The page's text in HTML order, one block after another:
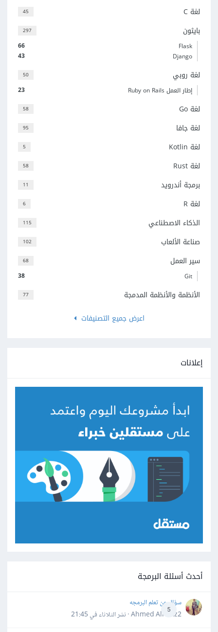
45 لغة C
297 بايثون
66
Flask
43
Django
50 لغة روبي
23 إطار العمل Ruby on Rails
58 لغة Go
95 لغة جافا
5 لغة Kotlin
58 لغة Rust
11 برمجة أندرويد
6 لغة R
115 الذكاء الاصطناعي
102 صناعة الألعاب
68 سير العمل
38 Git
77
الأنظمة والأنظمة المدمجة
اعرض جميع التصنيفات
إعلانات
أحدث أسئلة البرمجة
5
سؤال عن تعلم البرمجه
Ahmed Alhafiz2 · نشر
الثلاثاء في 21:45